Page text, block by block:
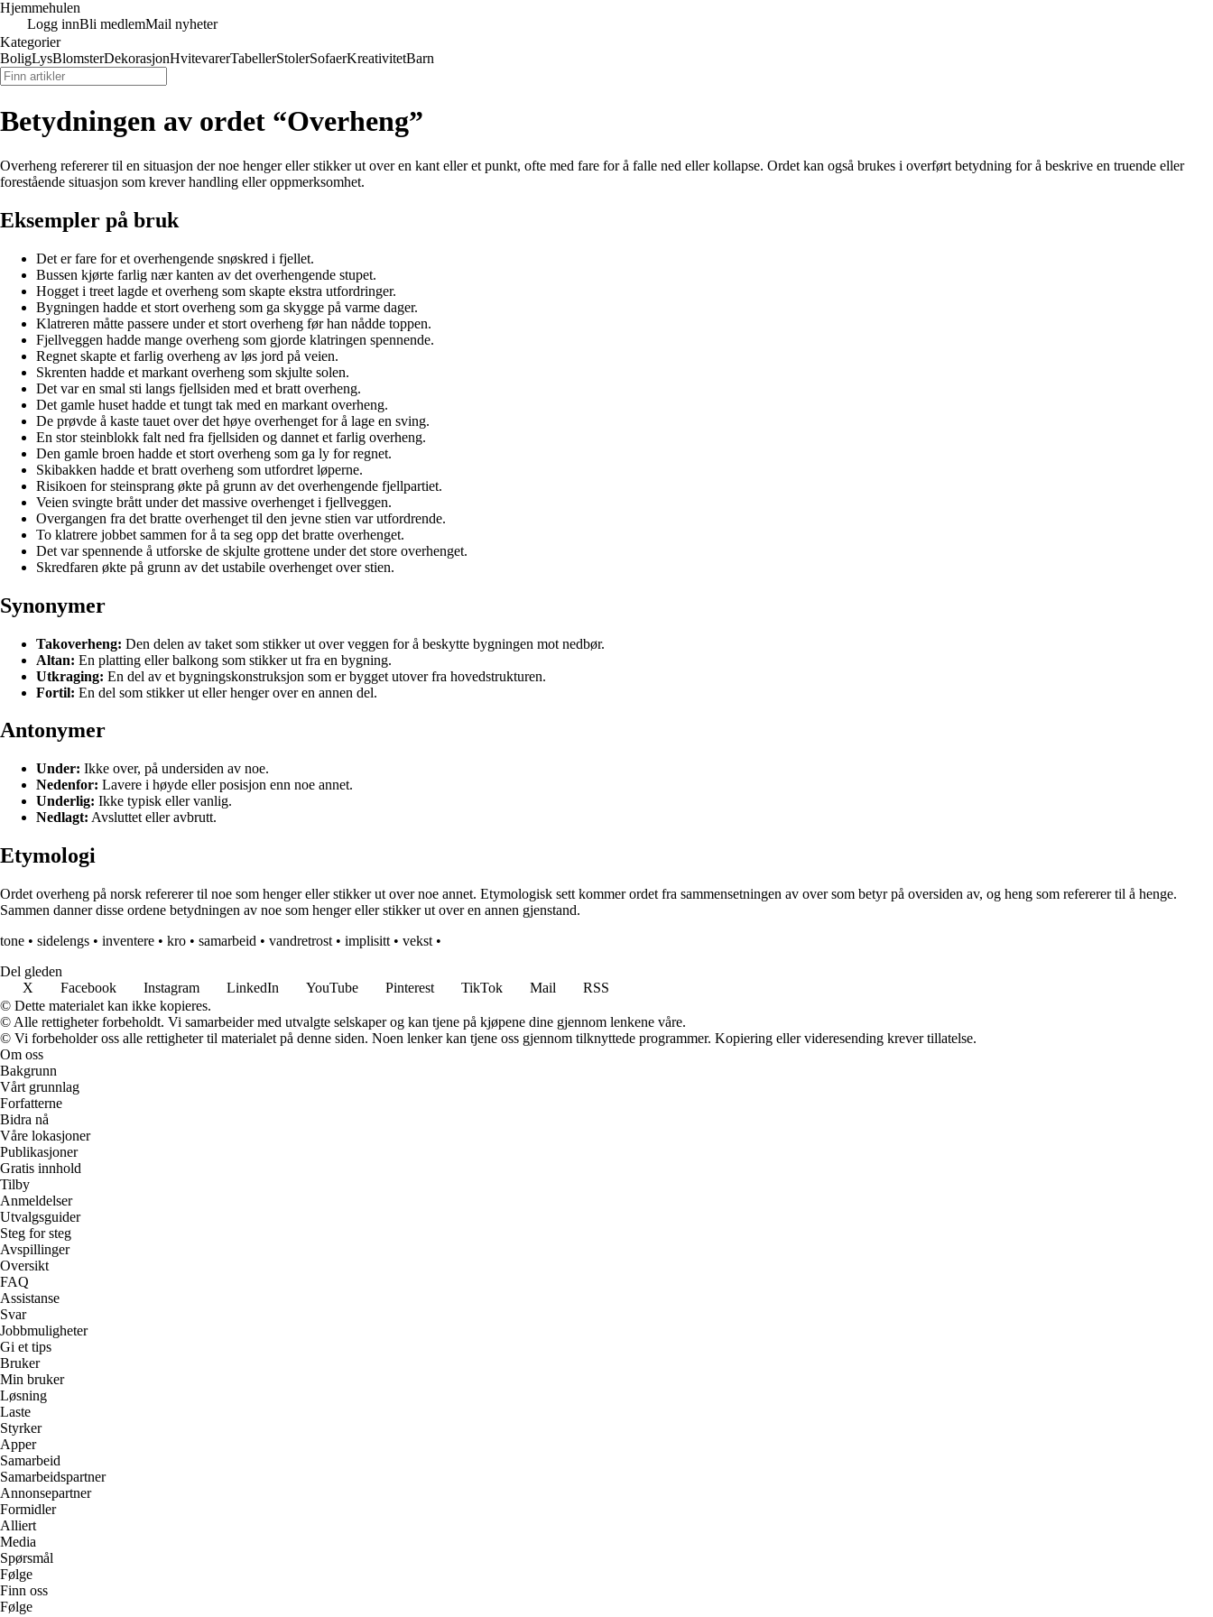
Hjemmehulen
Logg innBli medlemMail nyheter
Kategorier
BoligLysBlomsterDekorasjonHvitevarerTabellerStolerSofaerKreativitetBarn
Betydningen av ordet “Overheng”
Overheng refererer til en situasjon der noe henger eller stikker ut over en kant eller et punkt, ofte med fare for å falle ned eller kollapse. Ordet kan også brukes i overført betydning for å beskrive en truende eller
forestående situasjon som krever handling eller oppmerksomhet.
Eksempler på bruk
Det er fare for et overhengende snøskred i fjellet.
Bussen kjørte farlig nær kanten av det overhengende stupet.
Hogget i treet lagde et overheng som skapte ekstra utfordringer.
Bygningen hadde et stort overheng som ga skygge på varme dager.
Klatreren måtte passere under et stort overheng før han nådde toppen.
Fjellveggen hadde mange overheng som gjorde klatringen spennende.
Regnet skapte et farlig overheng av løs jord på veien.
Skrenten hadde et markant overheng som skjulte solen.
Det var en smal sti langs fjellsiden med et bratt overheng.
Det gamle huset hadde et tungt tak med en markant overheng.
De prøvde å kaste tauet over det høye overhenget for å lage en sving.
En stor steinblokk falt ned fra fjellsiden og dannet et farlig overheng.
Den gamle broen hadde et stort overheng som ga ly for regnet.
Skibakken hadde et bratt overheng som utfordret løperne.
Risikoen for steinsprang økte på grunn av det overhengende fjellpartiet.
Veien svingte brått under det massive overhenget i fjellveggen.
Overgangen fra det bratte overhenget til den jevne stien var utfordrende.
To klatrere jobbet sammen for å ta seg opp det bratte overhenget.
Det var spennende å utforske de skjulte grottene under det store overhenget.
Skredfaren økte på grunn av det ustabile overhenget over stien.
Synonymer
Takoverheng: Den delen av taket som stikker ut over veggen for å beskytte bygningen mot nedbør.
Altan: En platting eller balkong som stikker ut fra en bygning.
Utkraging: En del av et bygningskonstruksjon som er bygget utover fra hovedstrukturen.
Fortil: En del som stikker ut eller henger over en annen del.
Antonymer
Under: Ikke over, på undersiden av noe.
Nedenfor: Lavere i høyde eller posisjon enn noe annet.
Underlig: Ikke typisk eller vanlig.
Nedlagt: Avsluttet eller avbrutt.
Etymologi
Ordet overheng på norsk refererer til noe som henger eller stikker ut over noe annet. Etymologisk sett kommer ordet fra sammensetningen av over som betyr på oversiden av, og heng som refererer til å henge.
Sammen danner disse ordene betydningen av noe som henger eller stikker ut over en annen gjenstand.
tone • sidelengs • inventere • kro • samarbeid • vandretrost • implisitt • vekst •
Del gleden
X
Facebook Instagram LinkedIn YouTube Pinterest TikTok Mail
RSS
© Dette materialet kan ikke kopieres.
© Alle rettigheter forbeholdt. Vi samarbeider med utvalgte selskaper og kan tjene på kjøpene dine gjennom lenkene våre.
© Vi forbeholder oss alle rettigheter til materialet på denne siden. Noen lenker kan tjene oss gjennom tilknyttede programmer. Kopiering eller videresending krever tillatelse.
Om oss
Bakgrunn
Vårt grunnlag
Forfatterne
Bidra nå
Våre lokasjoner
Publikasjoner
Gratis innhold
Tilby
Anmeldelser
Utvalgsguider
Steg for steg
Avspillinger
Oversikt
FAQ
Assistanse
Svar
Jobbmuligheter
Gi et tips
Bruker
Min bruker
Løsning
Laste
Styrker
Apper
Samarbeid
Samarbeidspartner
Annonsepartner
Formidler
Alliert
Media
Spørsmål
Følge
Finn oss
Følge